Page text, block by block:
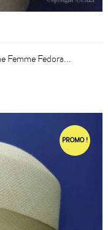
Femme Fedora...
PROMO !